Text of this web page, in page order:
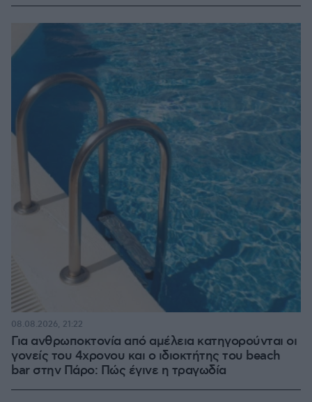
Για ανθρωποκτονία από αμέλεια κατηγορούνται οι
γονείς του 4χρονου και ο ιδιοκτήτης του beach
bar στην Πάρο: Πώς έγινε η τραγωδία
08.08.2026, 21:22